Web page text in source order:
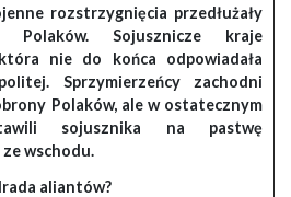
rozstrzygnięcia przedłużały
Polaków. Sojusznicze kraje
nie do końca odpowiadała
Sprzymierzeńcy zachodni
Polaków, ale w ostatecznym
sojusznika na pastwę
wschodu.
aliantów?